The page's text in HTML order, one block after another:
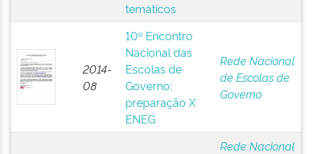
temáticos
2014-
08
10º Encontro
Nacional das
Escolas de
Governo:
preparação X
ENEG
Rede Nacional
de Escolas de
Governo
Rede Nacional